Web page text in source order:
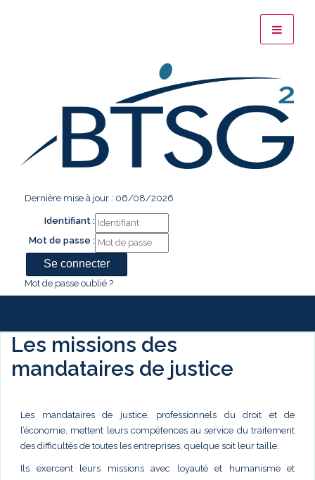
Dernière mise à jour : 06/08/2026
Identifiant :
Mot de passe :
Mot de passe oublié ?
Les missions des
mandataires de justice
Les mandataires de justice, professionnels du droit et de
l’économie, mettent leurs compétences au service du traitement
des difficultés de toutes les entreprises, quelque soit leur taille.
Ils exercent leurs missions avec loyauté et humanisme et